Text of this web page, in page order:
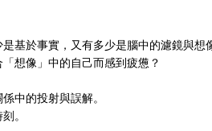
基於事實，又有多少是腦中的濾鏡與想
想像」中的自己而感到疲憊？
中的投射與誤解。
。